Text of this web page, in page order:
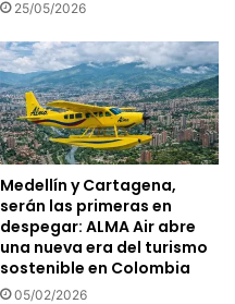
25/05/2026
Medellín y Cartagena,
serán las primeras en
despegar: ALMA Air abre
una nueva era del turismo
sostenible en Colombia
05/02/2026